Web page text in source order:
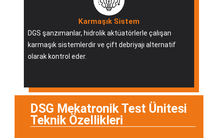
Karmaşık Sistem
DGS şanzımanlar, hidrolik aktüatörlerle çalışan
karmaşık sistemlerdir ve çift debriyajı alternatif
olarak kontrol eder.
DSG Mekatronik Test Ünitesi
Teknik Özellikleri